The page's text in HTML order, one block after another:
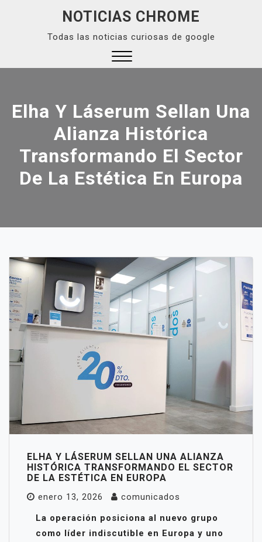
NOTICIAS CHROME
Todas las noticias curiosas de google
Elha Y Láserum Sellan Una
Alianza Histórica
Transformando El Sector
De La Estética En Europa
ELHA Y LÁSERUM SELLAN UNA ALIANZA
HISTÓRICA TRANSFORMANDO EL SECTOR
DE LA ESTÉTICA EN EUROPA
enero 13, 2026
comunicados
La operación posiciona al nuevo grupo
como líder indiscutible en Europa y uno